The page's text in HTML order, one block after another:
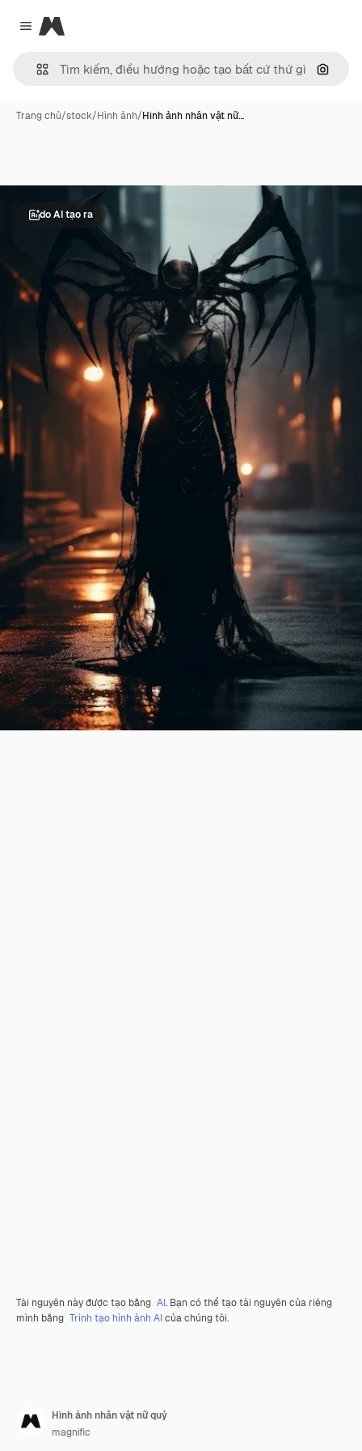
Close menu
Magnific
Tìm
Trang chủ/stock/Hình ảnh/Hình ảnh nhân vật nữ…
do AI tạo ra
Tài nguyên này được tạo bằng AI. Bạn có thể tạo tài nguyên của riêng
mình bằng Trình tạo hình ảnh AIcủa chúng tôi.
Hình ảnh nhân vật nữ quỷ
magnific